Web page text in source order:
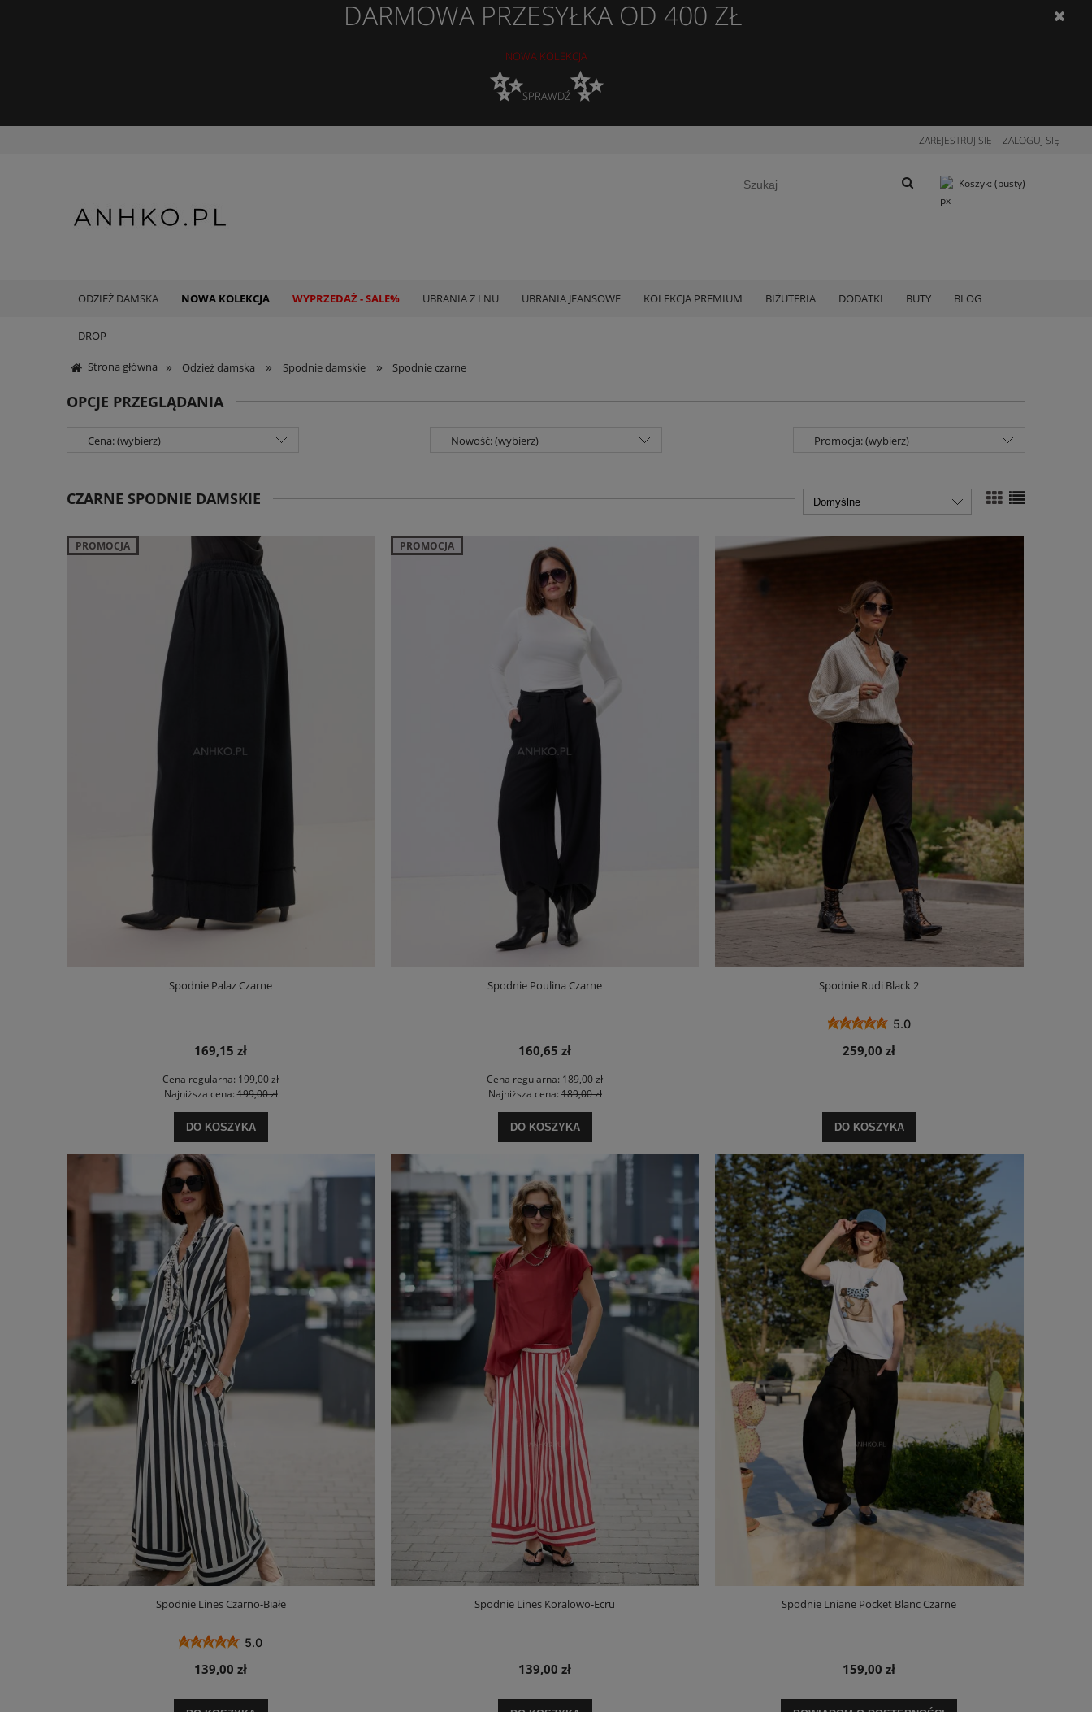
DARMOWA PRZESYŁKA OD 400 ZŁ
NOWA KOLEKCJA
✨SPRAWDŹ✨
ZAREJESTRUJ SIĘ ZALOGUJ SIĘ
Koszyk: (pusty)
ODZIEŻ DAMSKA NOWA KOLEKCJA WYPRZEDAŻ - SALE% UBRANIA Z LNU UBRANIA JEANSOWE KOLEKCJA PREMIUM BIŻUTERIA DODATKI BUTY BLOG
DROP
Strona główna » Odzież damska » Spodnie damskie » Spodnie czarne
OPCJE PRZEGLĄDANIA
Cena: (wybierz) Nowość: (wybierz) Promocja: (wybierz)
CZARNE SPODNIE DAMSKIE
Spodnie Palaz Czarne
169,15 zł
Cena regularna:199,00 zł
Najniższa cena:199,00 zł
DO KOSZYKA
PROMOCJA
Spodnie Poulina Czarne
160,65 zł
Cena regularna:189,00 zł
Najniższa cena:189,00 zł
DO KOSZYKA
PROMOCJA
Spodnie Rudi Black 2
5.0
259,00 zł
DO KOSZYKA
Spodnie Lines Czarno-Białe
5.0
139,00 zł
Spodnie Lines Koralowo-Ecru
139,00 zł
Spodnie Lniane Pocket Blanc Czarne
159,00 zł